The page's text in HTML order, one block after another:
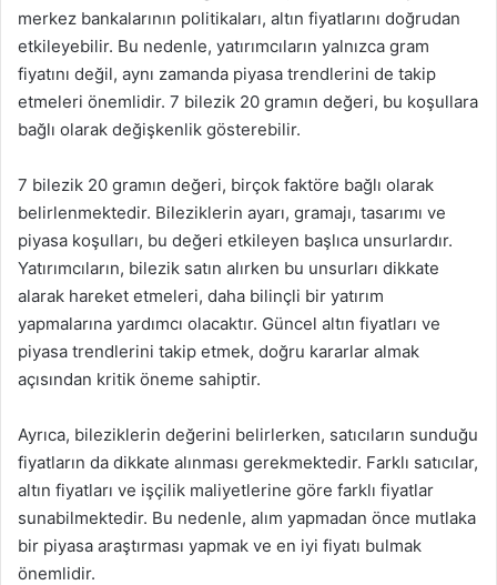
merkez bankalarının politikaları, altın fiyatlarını doğrudan
etkileyebilir. Bu nedenle, yatırımcıların yalnızca gram
fiyatını değil, aynı zamanda piyasa trendlerini de takip
etmeleri önemlidir. 7 bilezik 20 gramın değeri, bu koşullara
bağlı olarak değişkenlik gösterebilir.
7 bilezik 20 gramın değeri, birçok faktöre bağlı olarak
belirlenmektedir. Bileziklerin ayarı, gramajı, tasarımı ve
piyasa koşulları, bu değeri etkileyen başlıca unsurlardır.
Yatırımcıların, bilezik satın alırken bu unsurları dikkate
alarak hareket etmeleri, daha bilinçli bir yatırım
yapmalarına yardımcı olacaktır. Güncel altın fiyatları ve
piyasa trendlerini takip etmek, doğru kararlar almak
açısından kritik öneme sahiptir.
Ayrıca, bileziklerin değerini belirlerken, satıcıların sunduğu
fiyatların da dikkate alınması gerekmektedir. Farklı satıcılar,
altın fiyatları ve işçilik maliyetlerine göre farklı fiyatlar
sunabilmektedir. Bu nedenle, alım yapmadan önce mutlaka
bir piyasa araştırması yapmak ve en iyi fiyatı bulmak
önemlidir.